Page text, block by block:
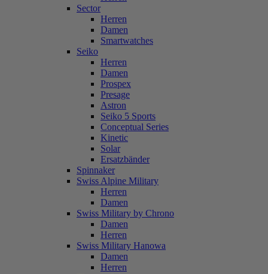
Sector
Herren
Damen
Smartwatches
Seiko
Herren
Damen
Prospex
Presage
Astron
Seiko 5 Sports
Conceptual Series
Kinetic
Solar
Ersatzbänder
Spinnaker
Swiss Alpine Military
Herren
Damen
Swiss Military by Chrono
Damen
Herren
Swiss Military Hanowa
Damen
Herren